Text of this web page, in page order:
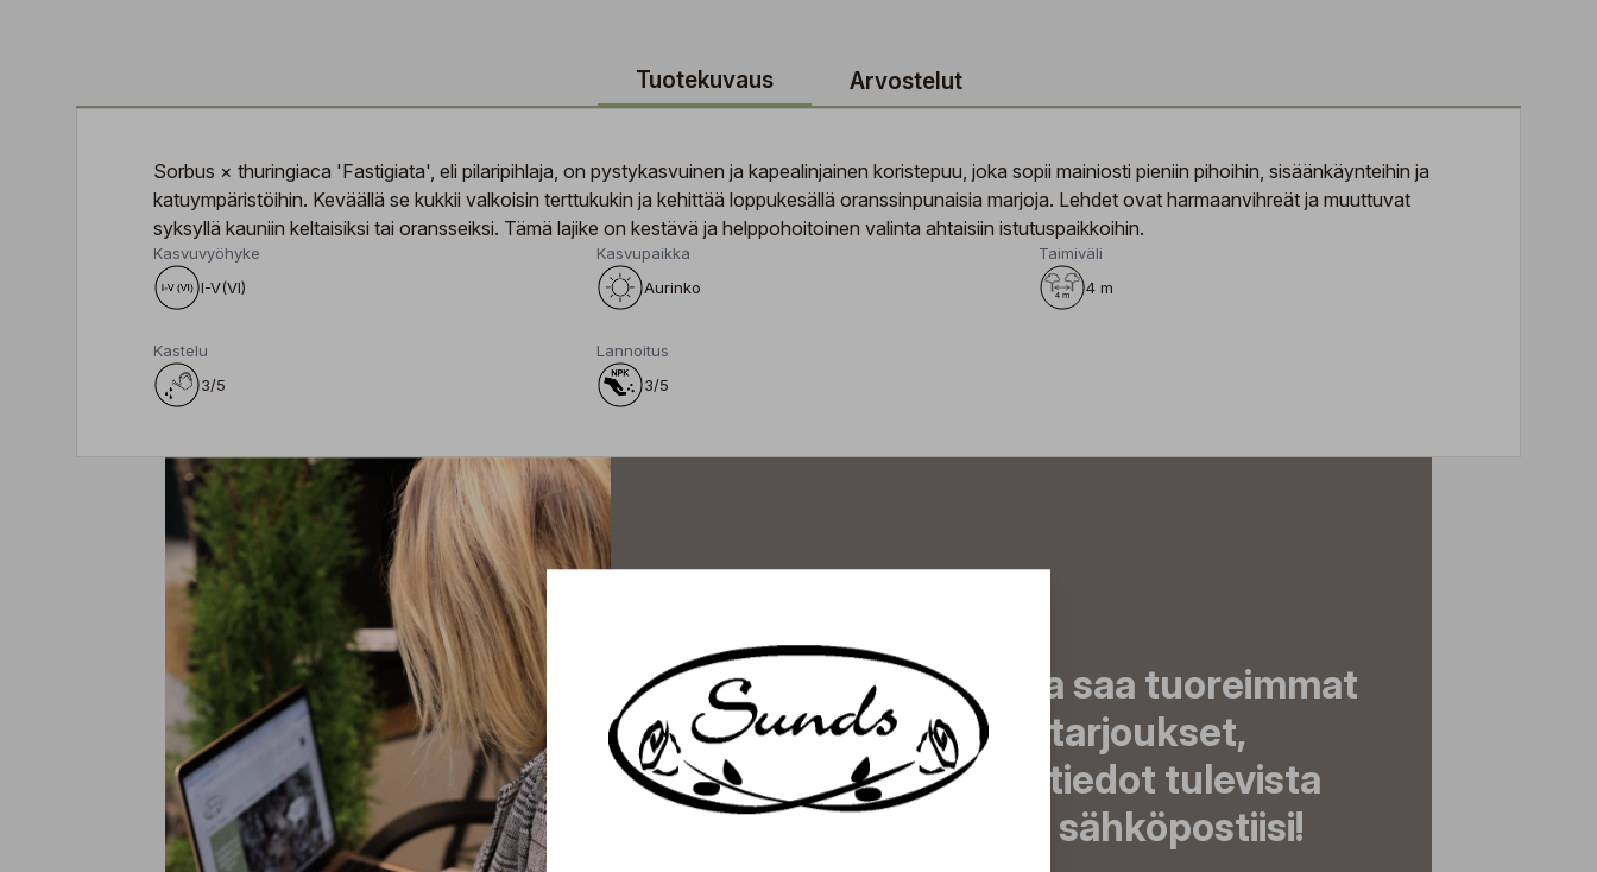
Tuotekuvaus Arvostelut
Sorbus × thuringiaca 'Fastigiata', eli pilaripihlaja, on pystykasvuinen ja kapealinjainen koristepuu, joka sopii mainiosti pieniin pihoihin, sisäänkäynteihin ja
katuympäristöihin. Keväällä se kukkii valkoisin terttukukin ja kehittää loppukesällä oranssinpunaisia marjoja. Lehdet ovat harmaanvihreät ja muuttuvat
syksyllä kauniin keltaisiksi tai oransseiksi. Tämä lajike on kestävä ja helppohoitoinen valinta ahtaisiin istutuspaikkoihin.
Kasvuvyöhyke
I-V(VI)
Kasvupaikka
Aurinko
Taimiväli
4 m
Kastelu
3/5
Lannoitus
3/5
Tilaa uutiskirjeemme ja saa tuoreimmat
uutiset, eksklusiiviset tarjoukset,
inspiroivat vinkit sekä tiedot tulevista
tapahtumista suoraan sähköpostiisi!